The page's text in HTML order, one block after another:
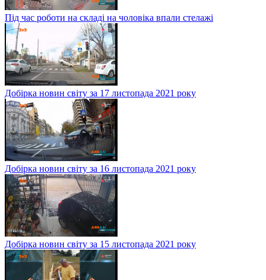
Під час роботи на складі на чоловіка впали стелажі
Добірка новин світу за 17 листопада 2021 року
Добірка новин світу за 16 листопада 2021 року
Добірка новин світу за 15 листопада 2021 року